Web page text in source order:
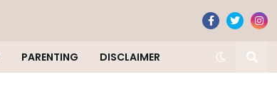
PARENTING DISCLAIMER